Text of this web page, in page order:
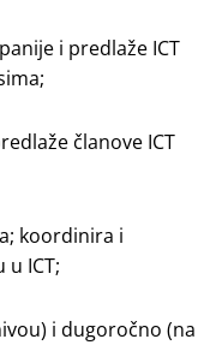
i predlaže ICT
članove ICT
koordinira i
ICT;
i dugoročno (na